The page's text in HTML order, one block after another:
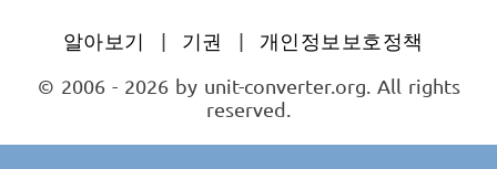
알아보기 | 기권 |
개인정보보호정책
© 2006 - 2026 by unit-converter.org. All rights
reserved.